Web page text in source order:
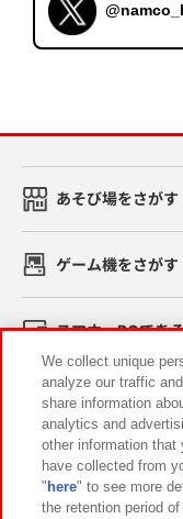
あそび場をさがす
ゲーム機をさがす
スマホ・PCであ
イベント・キャン
関連会社
We collect unique
analyze our traffic
share information
analytics and
other information
have collected from
" here" to see more
the retention period